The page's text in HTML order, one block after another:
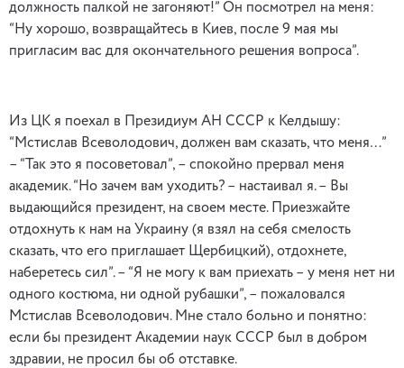
должность палкой не загоняют!” Он посмотрел на меня:
“Ну хорошо, возвращайтесь в Киев, после 9 мая мы
пригласим вас для окончательного решения вопроса”.
Из ЦК я поехал в Президиум АН СССР к Келдышу:
“Мстислав Всеволодович, должен вам сказать, что меня…”
– “Так это я посоветовал”, – спокойно прервал меня
академик. “Но зачем вам уходить? – настаивал я. – Вы
выдающийся президент, на своем месте. Приезжайте
отдохнуть к нам на Украину (я взял на себя смелость
сказать, что его приглашает Щербицкий), отдохнете,
наберетесь сил”. – “Я не могу к вам приехать – у меня нет ни
одного костюма, ни одной рубашки”, – пожаловался
Мстислав Всеволодович. Мне стало больно и понятно:
если бы президент Академии наук СССР был в добром
здравии, не просил бы об отставке.